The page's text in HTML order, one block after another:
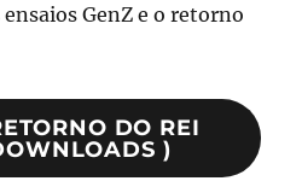
GenZ e o retorno
DO REI
)